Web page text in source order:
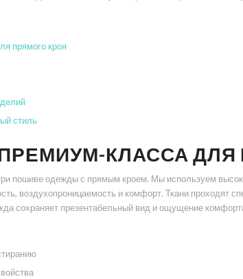
прямого кроя
стиль
КЛАССА ДЛЯ
пошиве одежды с прямым кроем. Мы используем
воздухопроницаемость и комфорт. Ткани проходят
сохраняет презентабельный вид и ощущение